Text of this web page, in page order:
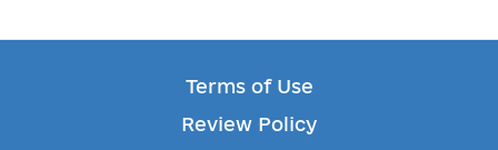
Terms of Use
Review Policy